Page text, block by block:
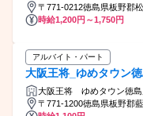
〒771-0212徳島県板野郡
時給1,200円～1,750円
アルバイト・パート
大阪王将_ゆめタウン
大阪王将 ゆめタウン徳島
式会社)
〒771-1200徳島県板野郡